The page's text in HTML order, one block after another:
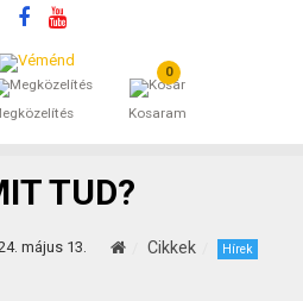
0
Kosaram
FELTÉTELEK
TUD?
május 13. Cikkek Hírek